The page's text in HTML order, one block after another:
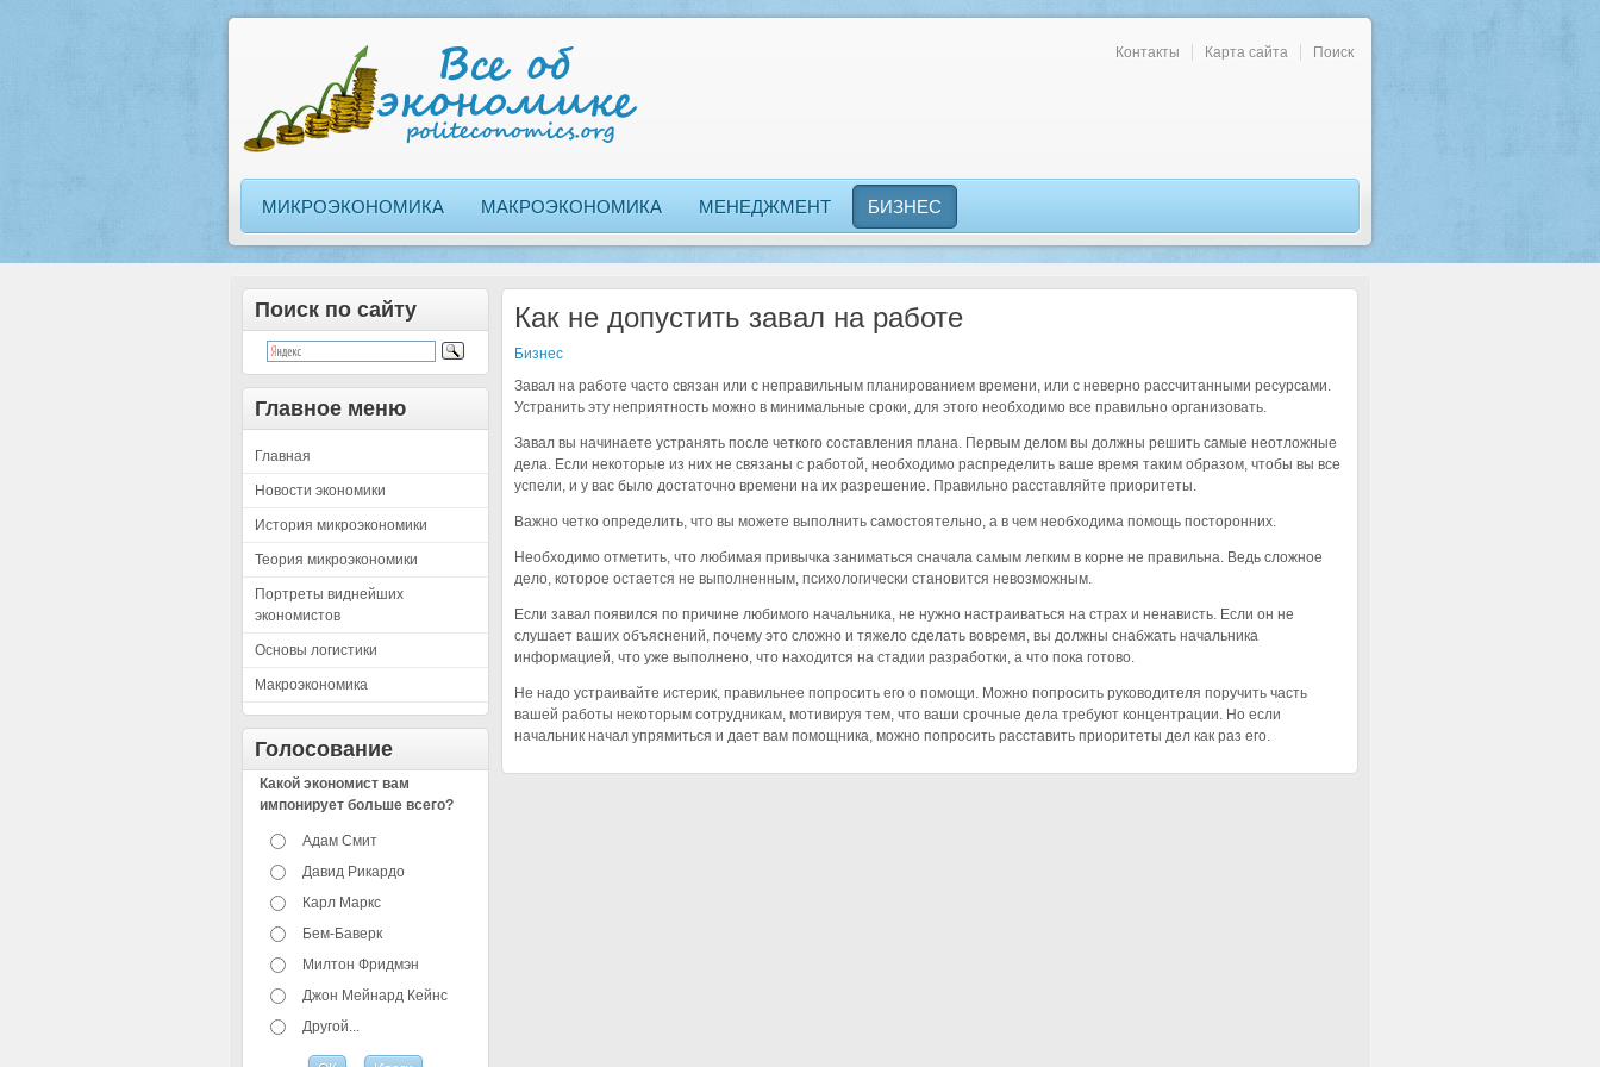
Контакты Карта сайта Поиск
МИКРОЭКОНОМИКА МАКРОЭКОНОМИКА МЕНЕДЖМЕНТ БИЗНЕС
Поиск по сайту
Главное меню
Главная
Новости экономики
История микроэкономики
Теория микроэкономики
Портреты виднейших
экономистов
Основы логистики
Макроэкономика
Голосование
Какой экономист вам
импонирует больше всего?
Адам Смит
Давид Рикардо
Карл Маркс
Бем-Баверк
Милтон Фридмэн
Джон Мейнард Кейнс
Другой...
Как не допустить завал на работе
Бизнес
Завал на работе часто связан или с неправильным планированием времени, или с неверно рассчитанными ресурсами.
Устранить эту неприятность можно в минимальные сроки, для этого необходимо все правильно организовать.
Завал вы начинаете устранять после четкого составления плана. Первым делом вы должны решить самые неотложные
дела. Если некоторые из них не связаны с работой, необходимо распределить ваше время таким образом, чтобы вы все
успели, и у вас было достаточно времени на их разрешение. Правильно расставляйте приоритеты.
Важно четко определить, что вы можете выполнить самостоятельно, а в чем необходима помощь посторонних.
Необходимо отметить, что любимая привычка заниматься сначала самым легким в корне не правильна. Ведь сложное
дело, которое остается не выполненным, психологически становится невозможным.
Если завал появился по причине любимого начальника, не нужно настраиваться на страх и ненависть. Если он не
слушает ваших объяснений, почему это сложно и тяжело сделать вовремя, вы должны снабжать начальника
информацией, что уже выполнено, что находится на стадии разработки, а что пока готово.
Не надо устраивайте истерик, правильнее попросить его о помощи. Можно попросить руководителя поручить часть
вашей работы некоторым сотрудникам, мотивируя тем, что ваши срочные дела требуют концентрации. Но если
начальник начал упрямиться и дает вам помощника, можно попросить расставить приоритеты дел как раз его.